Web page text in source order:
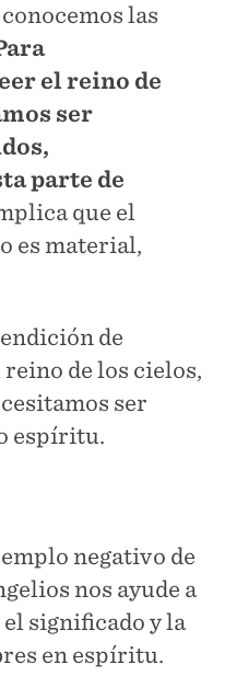
las
el reino de
ser
parte de
que el
es material,
de
de los cielos,
ser
espíritu.
negativo de
nos ayude a
significado y la
en espíritu.